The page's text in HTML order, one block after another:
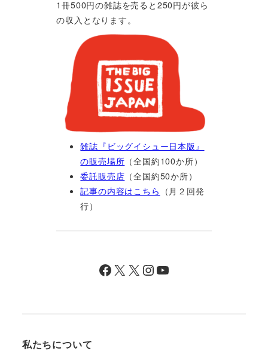
1冊500円の雑誌を売ると250円が彼ら
の収入となります。
雑誌『ビッグイシュー日本版』
の販売場所 （全国約100か所）
委託販売店 （全国約50か所）
記事の内容はこちら （月２回発
行）
Facebook X X InstagramYouTube
私たちについて